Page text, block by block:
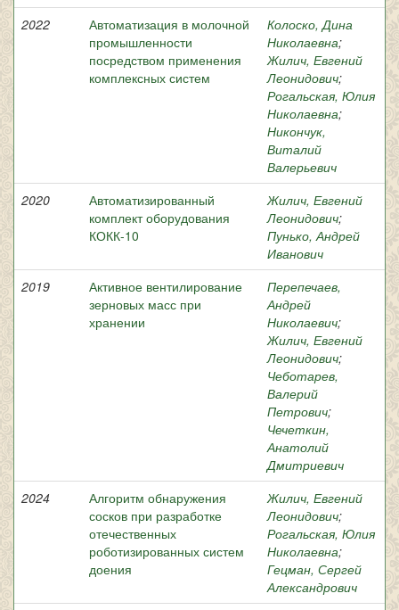
2022
Автоматизация в молочной
промышленности
посредством применения
комплексных систем
Колоско, Дина
Николаевна;
Жилич, Евгений
Леонидович;
Рогальская, Юлия
Николаевна;
Никончук,
Виталий
Валерьевич
2020
Автоматизированный
комплект оборудования
КОКК-10
Жилич, Евгений
Леонидович;
Пунько, Андрей
Иванович
2019
Активное вентилирование
зерновых масс при
хранении
Перепечаев,
Андрей
Николаевич;
Жилич, Евгений
Леонидович;
Чеботарев,
Валерий
Петрович;
Чечеткин,
Анатолий
Дмитриевич
2024
Алгоритм обнаружения
сосков при разработке
отечественных
роботизированных систем
доения
Жилич, Евгений
Леонидович;
Рогальская, Юлия
Николаевна;
Гецман, Сергей
Александрович